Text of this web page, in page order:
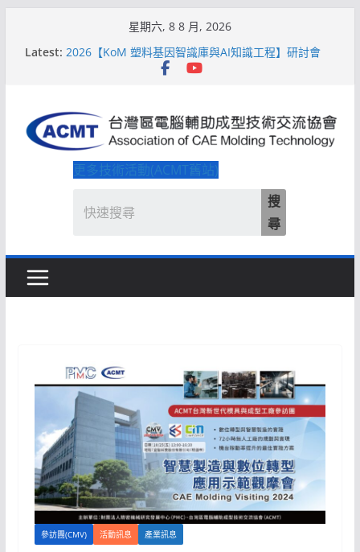
星期六, 8 8 月, 2026
Latest: 2026【KoM 塑料基因智識庫與AI知識工程】研討會
【培訓課程】【ACMT Ｔ零量產】模具估報價：貫穿
具展重磅登場
ACMT打造「Smart Molding 模塑智造平台」主題館
2026【QoM 射出成型高品質穩定生產】研討會
更多技術活動(ACMT舊站)
搜
尋
參訪團(CMV) 活動訊息 產業訊息